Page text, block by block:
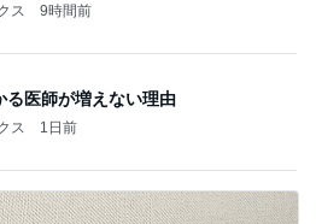
ス 9時間前
る医師が増えない理由
ス 1日前